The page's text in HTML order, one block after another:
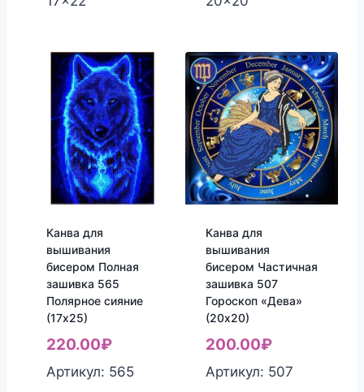
Канва для
вышивания
бисером Полная
зашивка 565
Полярное сияние
(17х25)
220.00₽
Артикул: 565
Канва для
вышивания
бисером Частичная
зашивка 507
Гороскоп «Дева»
(20х20)
200.00₽
Артикул: 507